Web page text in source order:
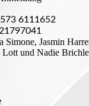
6111652
Simone, Jasmin
Lott und Nadie Brichle